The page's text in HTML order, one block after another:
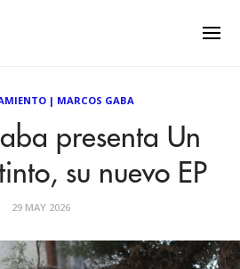
| MARCOS GABA
presenta Un
su nuevo EP
29 MAY 2026